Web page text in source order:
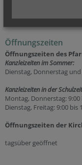
oder allgemeine Fragen?
Öffnungszeiten
Öffnungszeiten des
Kanzleizeiten im Sommer:
Dienstag, Donnerstag
Kanzleizeiten in der
Montag, Donnerstag: 9:00
Dienstag, Freitag: 9:00 bis
Öffnungszeiten der
tagsüber geöffnet